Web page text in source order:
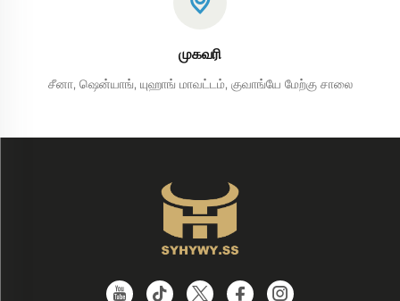
முகவரி
சீனா, ஷென்யாங், யுஹாங் மாவட்டம், குவாங்யே மேற்கு சாலை